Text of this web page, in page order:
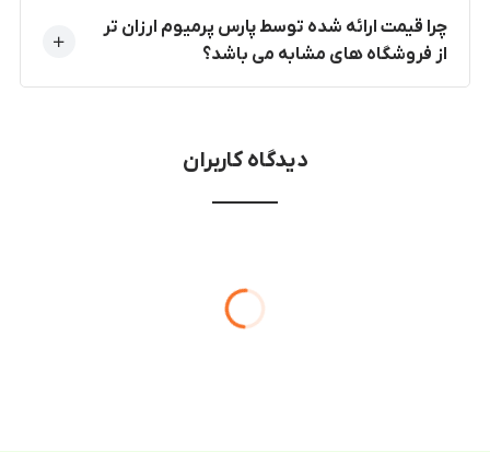
چرا قیمت ارائه شده توسط پارس پرمیوم ارزان تر
از فروشگاه های مشابه می باشد؟
دیدگاه کاربران